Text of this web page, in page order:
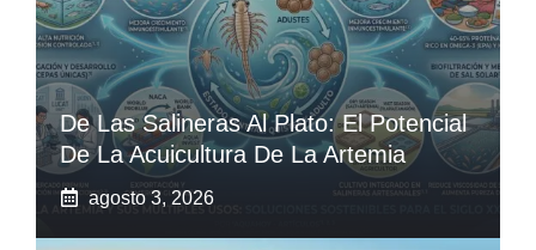
De Las Salineras Al Plato: El Potencial
De La Acuicultura De La Artemia
agosto 3, 2026